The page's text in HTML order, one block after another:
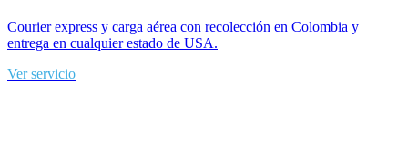
Courier express y carga aérea con recolección en Colombia y
entrega en cualquier estado de USA.
Ver servicio